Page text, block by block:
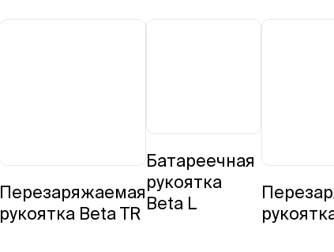
Перезаряжаемая
рукоятка Beta TR
Батареечная
рукоятка
Beta L